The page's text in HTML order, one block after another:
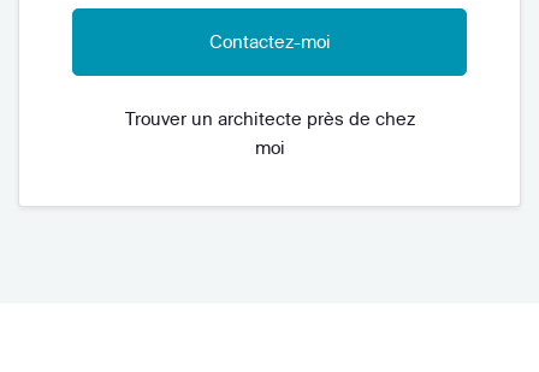
Contactez-moi
Trouver un architecte près de chez
moi